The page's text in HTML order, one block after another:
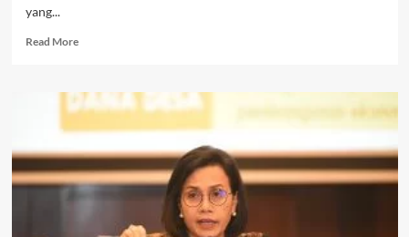
yang...
Read MoreRead
KPK
Meminta
dan
Penyelenggara
Negara
Gratifikasi